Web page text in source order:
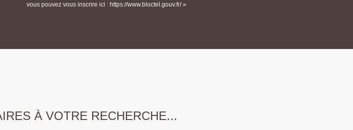
vous pouvez vous inscrire ici : https://www.bloctel.gouv.fr/ »
À VOTRE RECHERCHE...